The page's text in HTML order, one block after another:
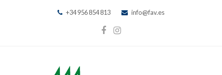
+34 956 854 813 info@fav.es
Facebook
Instagram